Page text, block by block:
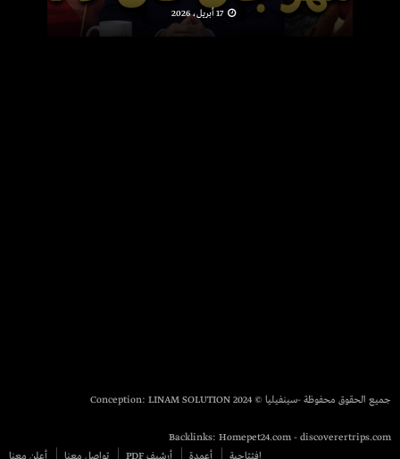
17 أبريل، 2026
جميع الحقوق محفوظة -سينفيليا © 2024 Conception: LINAM SOLUTION
Backlinks: Homepet24.com - discoverertrips.com